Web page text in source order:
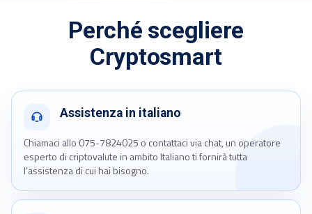
Perché scegliere
Cryptosmart
Assistenza in italiano
Chiamaci allo 075-7824025 o contattaci via chat, un operatore
esperto di criptovalute in ambito Italiano ti fornirà tutta
l’assistenza di cui hai bisogno.